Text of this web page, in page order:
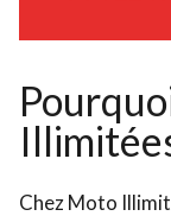
Chez Moto